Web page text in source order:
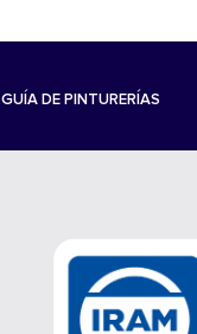
GUÍA DE PINTURERÍAS